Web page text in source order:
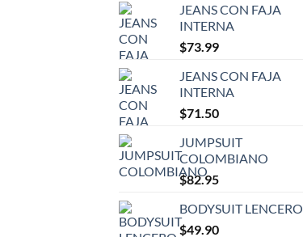
JEANS CON FAJA
INTERNA
$73.99
JEANS CON FAJA
INTERNA
$71.50
JUMPSUIT
COLOMBIANO
$82.95
BODYSUIT LENCERO
$49.90